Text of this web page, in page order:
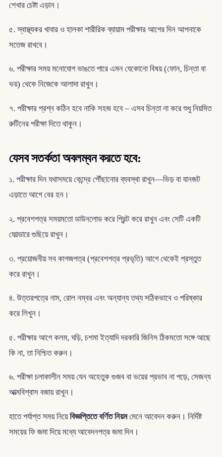
শেখার চেষ্টা এড়ান।
৫. স্বাস্থ্যকর খাবার ও হালকা শারীরিক ব্যায়াম পরীক্ষার আগের দিন আপনাকে
সতেজ রাখবে।
৬. পরীক্ষার সময় মনোযোগ ভাঙতে পারে এমন যেকোনো বিষয় (ফোন, চিন্তা বা
ভয়) থেকে নিজেকে আলাদা রাখুন।
৭. পরীক্ষার প্রশ্ন কঠিন হবে নাকি সহজ হবে – এসব চিন্তা না করে শুধু নিয়মিত
রুটিনের পরীক্ষা দিতে থাকুন।
যেসব সতর্কতা অবলম্বন করতে হবে:
১. পরীক্ষার দিন যথাসময়ে কেন্দ্রে পৌঁছানোর ব্যবস্থা রাখুন—ভিড় বা যানজট
এড়াতে আগে বের হন।
২. প্রবেশপত্র সময়মতো ডাউনলোড করে প্রিন্ট করে রাখুন এবং সেটি একটি
ফোল্ডারে গুছিয়ে রাখুন।
৩. প্রয়োজনীয় সব কাগজপত্র (প্রবেশপত্র প্রভৃতি) আগে থেকেই প্রস্তুত
করে রাখুন।
৪. উত্তরপত্রে নাম, রোল নম্বর এবং অন্যান্য তথ্য সঠিকভাবে ও পরিষ্কার
করে লিখুন।
৫. পরীক্ষার আগে কলম, ঘড়ি, চশমা ইত্যাদি দরকারি জিনিস ঠিকমতো সঙ্গে আছে
কি না, তা নিশ্চিত করুন।
৬. পরীক্ষা চলাকালীন সময় যেন অহেতুক গুজব বা ভয়ের প্রভাব না পড়ে, সেজন্য
আত্মবিশ্বাস বজায় রাখুন।
হাতে পর্যাপ্ত সময় নিয়েবিজ্ঞপ্তিতে বর্ণিত নিয়মমেনে আবেদন করুন। নির্দিষ্ট
সময়ের ফি জমা দিয়ে মধ্যে আবেদনপত্র জমা দিন।